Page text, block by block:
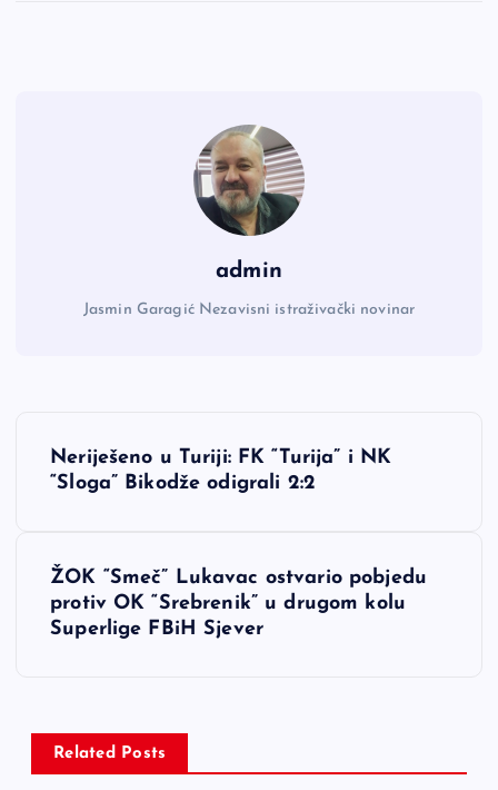
admin
Jasmin Garagić Nezavisni istraživački novinar
N
c
Neriješeno u Turiji: FK “Turija” i NK
“Sloga” Bikodže odigrali 2:2
ŽOK “Smeč” Lukavac ostvario pobjedu
protiv OK “Srebrenik” u drugom kolu
Superlige FBiH Sjever
Related Posts